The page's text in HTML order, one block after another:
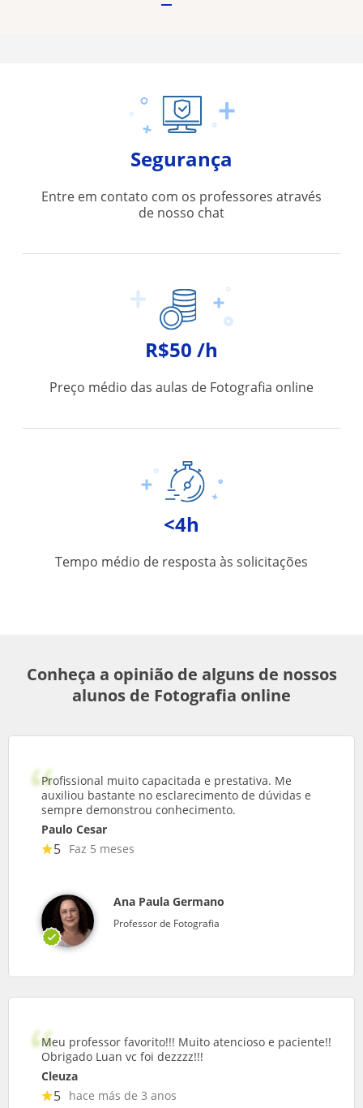
Segurança
Entre em contato com os professores através
de nosso chat
R$50 /h
Preço médio das aulas de Fotografia online
<4h
Tempo médio de resposta às solicitações
Conheça a opinião de alguns de nossos
alunos de Fotografia online
Profissional muito capacitada e prestativa. Me
auxiliou bastante no esclarecimento de dúvidas e
sempre demonstrou conhecimento.
Paulo Cesar
5 Faz 5 meses
Ana Paula Germano
Professor de Fotografia
Meu professor favorito!!! Muito atencioso e paciente!!
Obrigado Luan vc foi dezzzz!!!
Cleuza
5 hace más de 3 anos